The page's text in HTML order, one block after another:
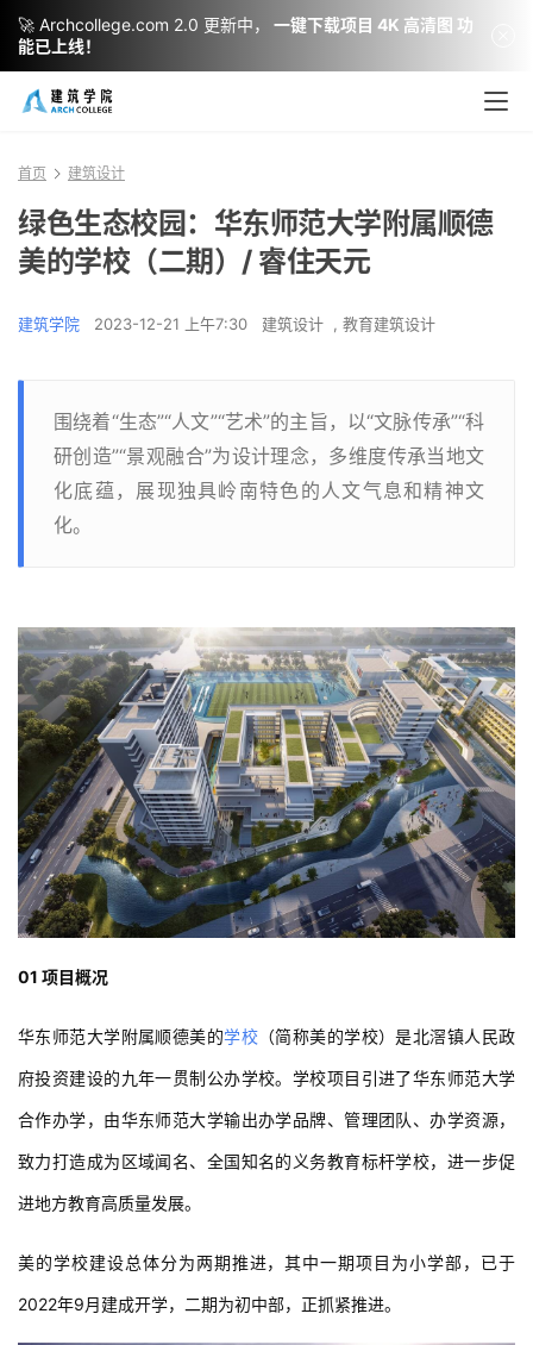
首页 建筑设计
绿色生态校园：华东师范大学附属顺德
美的学校（二期）/ 睿住天元
建筑学院 2023-12-21 上午7:30 建筑设计 , 教育建筑设计
围绕着“生态”“人文”“艺术”的主旨，以“文脉传承”“科
研创造”“景观融合”为设计理念，多维度传承当地文
化底蕴，展现独具岭南特色的人文气息和精神文
化。
01 项目概况
华东师范大学附属顺德美的学校 （简称美的学校）是北滘镇人民政
府投资建设的九年一贯制公办学校。学校项目引进了华东师范大学
合作办学，由华东师范大学输出办学品牌、管理团队、办学资源，
致力打造成为区域闻名、全国知名的义务教育标杆学校，进一步促
进地方教育高质量发展。
美的学校建设总体分为两期推进，其中一期项目为小学部，已于
2022年9月建成开学，二期为初中部，正抓紧推进。
🚀 Archcollege.com 2.0 更新中，
一键下载项目 4K 高清图 功
能已上线！